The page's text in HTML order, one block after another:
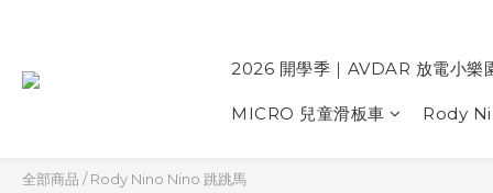
2026 開學季｜AVDAR 放電小樂
MICRO 兒童滑板車 Rody
全部商品 /Rody Nino Nino 跳跳馬